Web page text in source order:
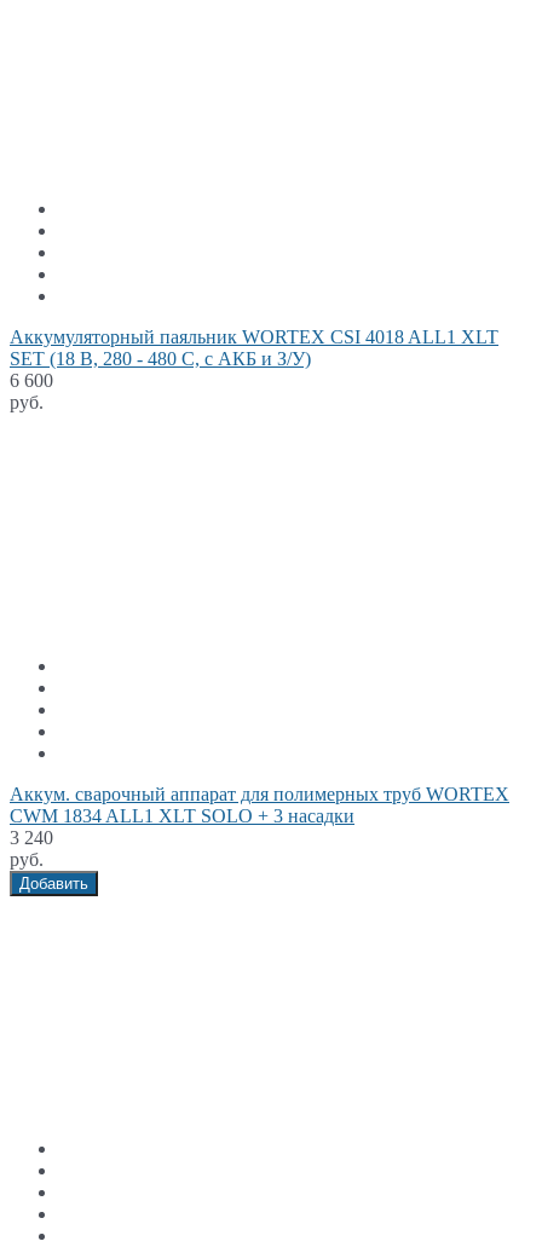
Аккумуляторный паяльник WORTEX CSI 4018 ALL1 XLT
SET (18 В, 280 - 480 С, с АКБ и З/У)
6 600
руб.
Аккум. сварочный аппарат для полимерных труб WORTEX
CWM 1834 ALL1 XLT SOLO + 3 насадки
3 240
руб.
Добавить